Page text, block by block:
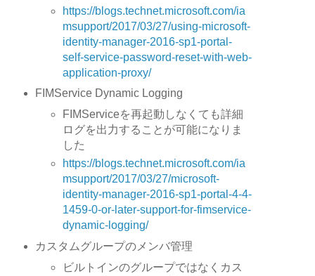
https://blogs.technet.microsoft.com/ia
msupport/2017/03/27/using-microsoft-
identity-manager-2016-sp1-portal-
self-service-password-reset-with-web-
application-proxy/
FIMService Dynamic Logging
FIMServiceを再起動しなくても詳細
ログを出力することが可能になりま
した
https://blogs.technet.microsoft.com/ia
msupport/2017/03/27/microsoft-
identity-manager-2016-sp1-portal-4-4-
1459-0-or-later-support-for-fimservice-
dynamic-logging/
カスタムグループのメンバ管理
ビルトインのグループではなくカス